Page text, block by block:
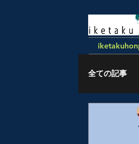
全ての記事
執筆記事